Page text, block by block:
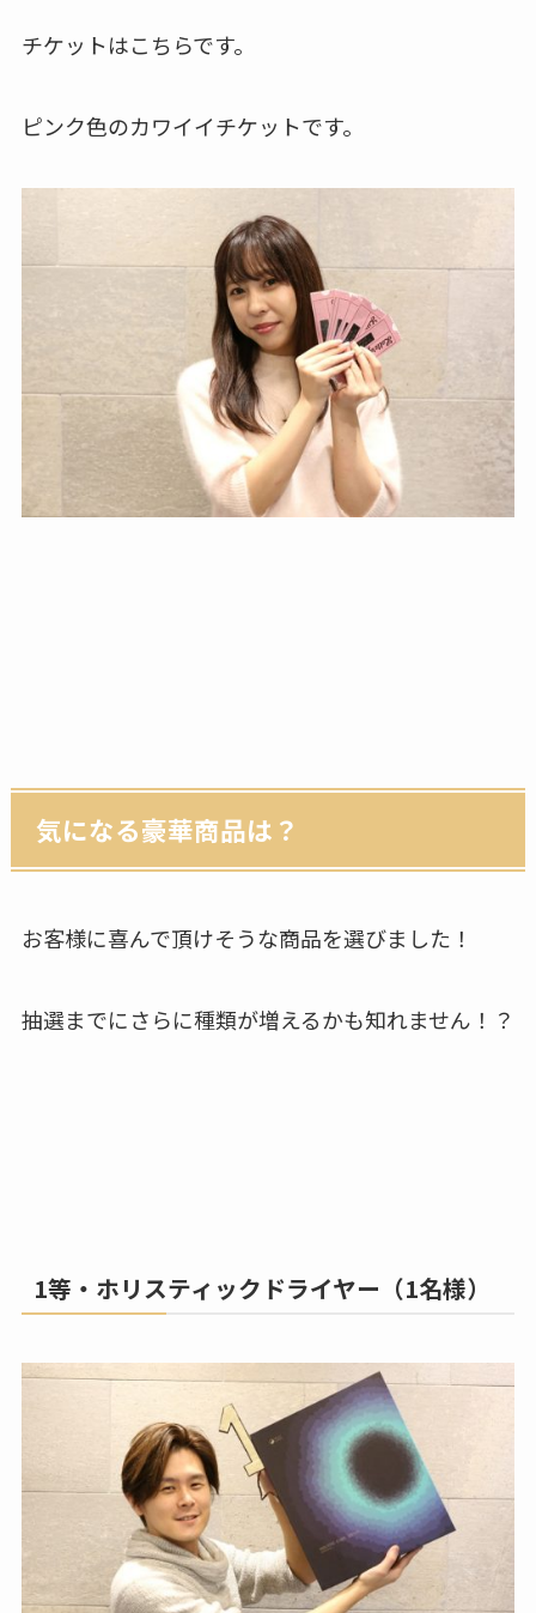
チケットはこちらです。
ピンク色のカワイイチケットです。
気になる豪華商品は？
お客様に喜んで頂けそうな商品を選びました！
抽選までにさらに種類が増えるかも知れません！？
1等・ホリスティックドライヤー（1名様）